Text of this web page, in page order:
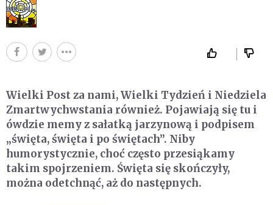
Wielki Post za nami, Wielki Tydzień i Niedziela
Zmartwychwstania również. Pojawiają się tu i
ówdzie memy z sałatką jarzynową i podpisem
„święta, święta i po świętach”. Niby
humorystycznie, choć często przesiąkamy
takim spojrzeniem. Święta się skończyły,
można odetchnąć, aż do następnych.